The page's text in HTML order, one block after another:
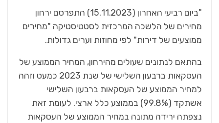
"ביום רביעי האחרון (15.11.2023) התפרסם ירחון
מחירים של הלשכה המרכזית לסטטיסטיקה "מחירים
ממוצעים של דירות" לפי מחוזות וערים גדולות.
בהתאם לנתונים שעולים מהירחון, המחיר הממוצע של
העסקאות ברבעון השלישי של שנת 2023 כמעט וזהה
למחיר הממוצע של העסקאות ברבעון השלישי
אשתקד (99.8%) בממוצע כלל ארצי. לעומת זאת
נצפתה ירידה מתונה במחיר הממוצע של העסקאות